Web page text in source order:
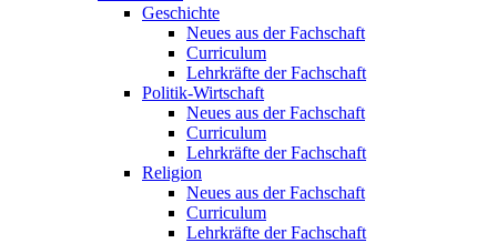
Geschichte
Neues aus der Fachschaft
Curriculum
Lehrkräfte der Fachschaft
Politik-Wirtschaft
Neues aus der Fachschaft
Curriculum
Lehrkräfte der Fachschaft
Religion
Neues aus der Fachschaft
Curriculum
Lehrkräfte der Fachschaft